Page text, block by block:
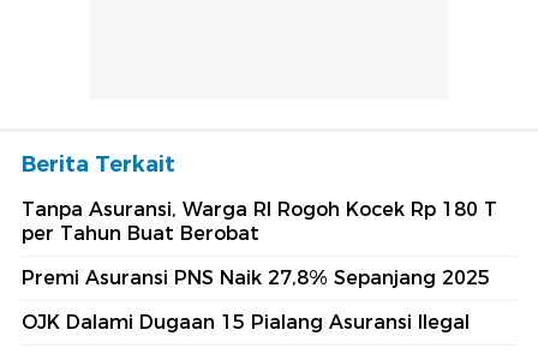
Berita Terkait
Tanpa Asuransi, Warga RI Rogoh Kocek Rp 180 T
per Tahun Buat Berobat
Premi Asuransi PNS Naik 27,8% Sepanjang 2025
OJK Dalami Dugaan 15 Pialang Asuransi Ilegal